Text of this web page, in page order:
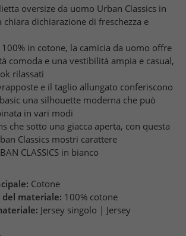
oversize da uomo Urban Classics in
chiara dichiarazione di freschezza e
100% in cotone, la camicia da uomo offre
comoda e una vestibilità ampia e casual,
rilassati
e il taglio allungato conferiscono
una silhouette moderna che può
in vari modi
che sotto una giacca aperta, con questa
Classics mostri carattere
CLASSICS in bianco
Cotone
del materiale: 100% cotone
Jersey singolo | Jersey